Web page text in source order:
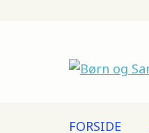
Main
Skip
FORSIDE